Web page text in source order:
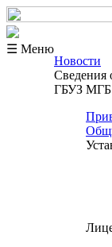
☰ Меню
Новости
Сведения
ГБУЗ МГБ